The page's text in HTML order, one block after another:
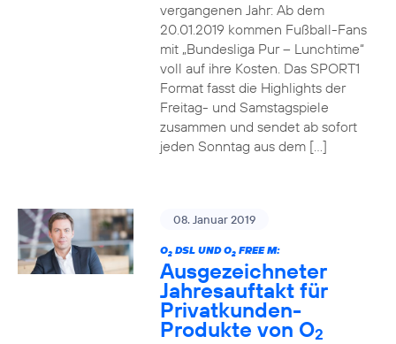
vergangenen Jahr: Ab dem
20.01.2019 kommen Fußball-Fans
mit „Bundesliga Pur – Lunchtime“
voll auf ihre Kosten. Das SPORT1
Format fasst die Highlights der
Freitag- und Samstagspiele
zusammen und sendet ab sofort
jeden Sonntag aus dem […]
08. Januar 2019
O2DSL UND O2FREE M:
Ausgezeichneter
Jahresauftakt für
Privatkunden-
Produkte von O2